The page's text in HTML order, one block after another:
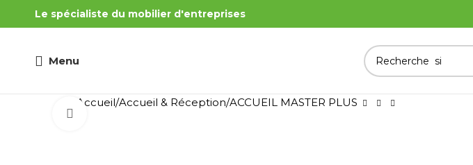
Le spécialiste du mobilier d'entreprises
Menu
Accueil Accueil & Réception ACCUEIL MASTER PLUS